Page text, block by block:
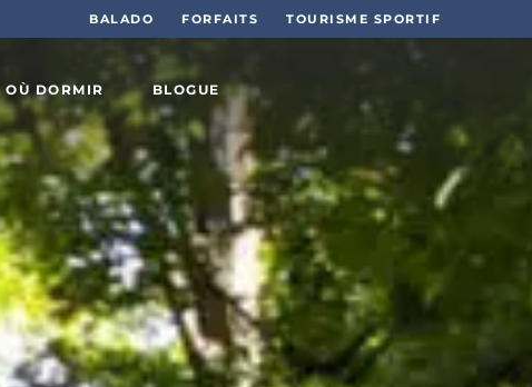
BALADO FORFAITS TOURISME SPORTIF
OÙ DORMIR BLOGUE
Sports
et plein
air